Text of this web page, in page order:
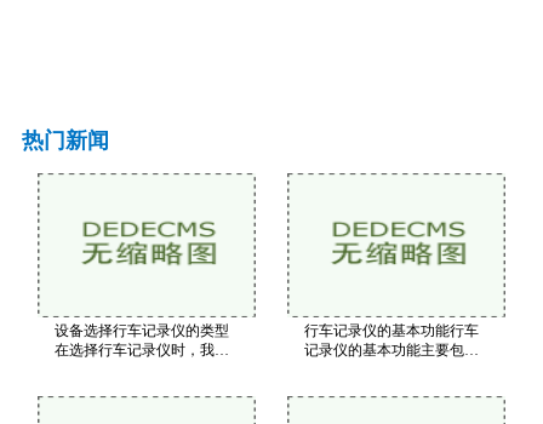
热门新闻
设备选择行车记录仪的类型
在选择行车记录仪时，我们
行车记录仪的基本功能行车
记录仪的基本功能主要包括